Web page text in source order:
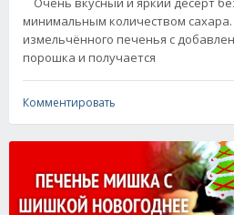
минимальным количеством сахара.
измельчённого печенья с
порошка и получается
Комментировать